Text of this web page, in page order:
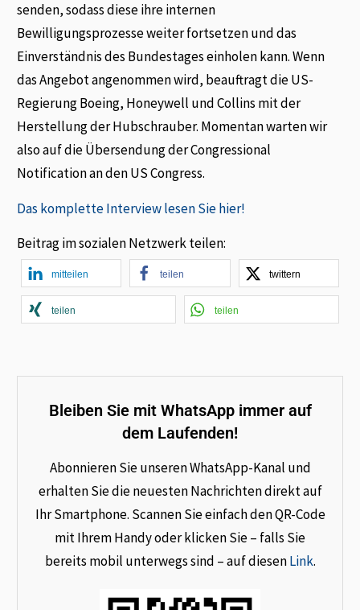
senden, sodass diese ihre internen
Bewilligungsprozesse weiter fortsetzen und das
Einverständnis des Bundestages einholen kann. Wenn
das Angebot angenommen wird, beauftragt die US-
Regierung Boeing, Honeywell und Collins mit der
Herstellung der Hubschrauber. Momentan warten wir
also auf die Übersendung der Congressional
Notification an den US Congress.
Das komplette Interview lesen Sie hier!
Beitrag im sozialen Netzwerk teilen:
mitteilen teilen twittern
teilen teilen
Bleiben Sie mit WhatsApp immer auf
dem Laufenden!
Abonnieren Sie unseren WhatsApp-Kanal und
erhalten Sie die neuesten Nachrichten direkt auf
Ihr Smartphone. Scannen Sie einfach den QR-Code
mit Ihrem Handy oder klicken Sie – falls Sie
bereits mobil unterwegs sind – auf diesenLink.